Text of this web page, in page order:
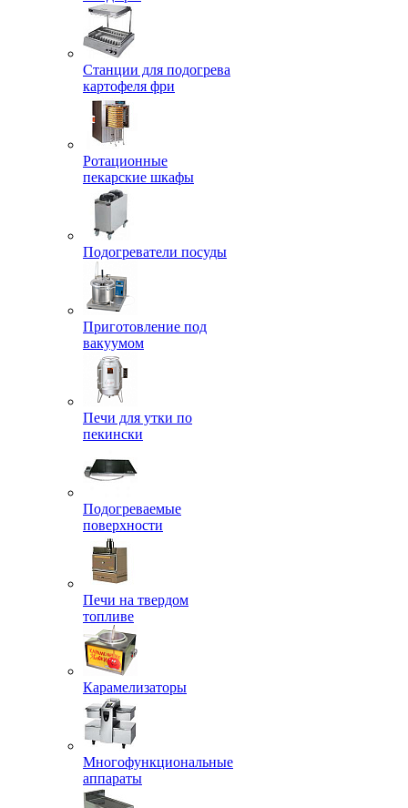
Станции для подогрева
картофеля фри
Ротационные
пекарские шкафы
Подогреватели посуды
Приготовление под
вакуумом
Печи для утки по
пекински
Подогреваемые
поверхности
Печи на твердом
топливе
Карамелизаторы
Многофункциональные
аппараты